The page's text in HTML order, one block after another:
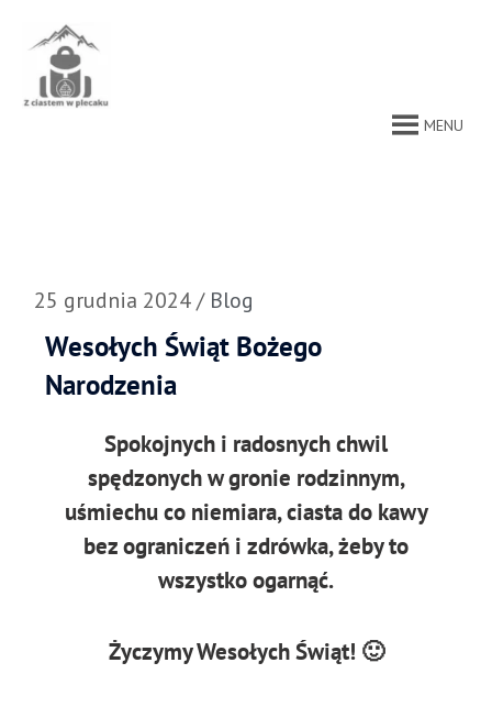
treści
MENU
25 grudnia 2024/ Blog
Wesołych Świąt Bożego
Narodzenia
Spokojnych i radosnych chwil
spędzonych w gronie rodzinnym,
uśmiechu co niemiara, ciasta do kawy
bez ograniczeń i zdrówka, żeby to
wszystko ogarnąć.
Życzymy Wesołych Świąt! 🙂